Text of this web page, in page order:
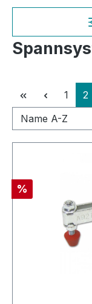
Seite
1 2
Rabatt
%